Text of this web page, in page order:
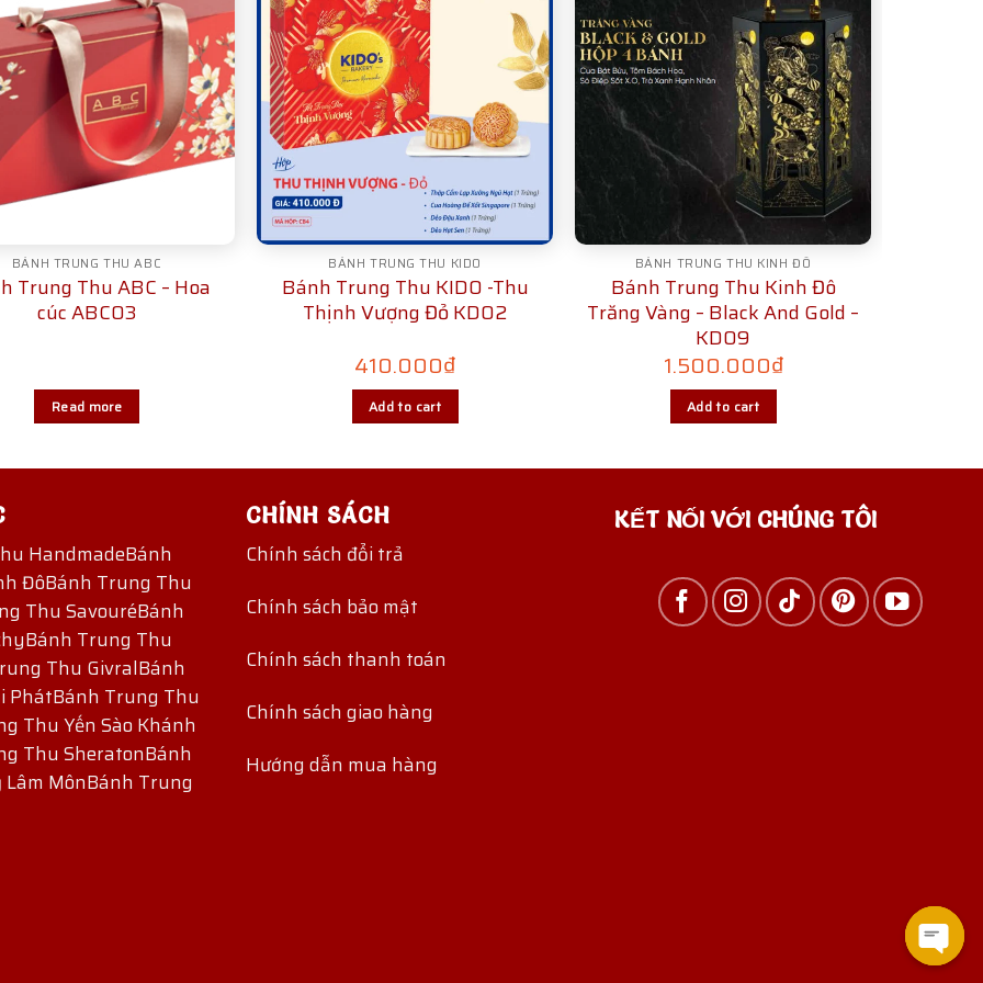
BÁNH TRUNG THU ABC
Trung Thu ABC – Hoa
cúc ABC03
Read more
BÁNH TRUNG THU KIDO
Bánh Trung Thu KIDO -Thu
Thịnh Vượng Đỏ KD02
410.000₫
Add to cart
BÁNH TRUNG THU KINH ĐÔ
Bánh Trung Thu Kinh Đô
Trăng Vàng – Black And Gold –
KD09
1.500.000₫
Add to cart
HandmadeBánh
ĐôBánh Trung Thu
Thu SavouréBánh
Bánh Trung Thu
Thu GivralBánh
PhátBánh Trung Thu
Thu Yến Sào Khánh
Thu SheratonBánh
Lâm MônBánh Trung
CHÍNH SÁCH
Chính sách đổi trả
Chính sách bảo mật
Chính sách thanh toán
Chính sách giao hàng
Hướng dẫn mua hàng
KẾT NỐI VỚI CHÚNG TÔI